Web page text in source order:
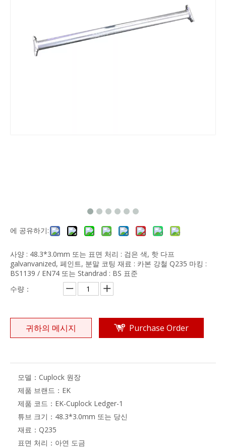
에 공유하기:
사양 : 48.3*3.0mm 또는 표면 처리 : 검은 색, 핫 다프
galvanvanized, 페인트, 분말 코팅 재료 : 카본 강철 Q235 마킹 :
BS1139 / EN74 또는 Standrad : BS 표준
수량：
귀하의 메시지 Purchase Order
모델： Cuplock 원장
제품 브랜드： EK
제품 코드： EK-Cuplock Ledger-1
튜브 크기： 48.3*3.0mm 또는 당신
재료： Q235
표면 처리： 아연 도금